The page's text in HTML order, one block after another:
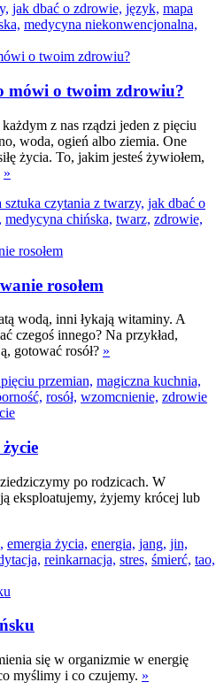
jak dbać o zdrowie, język, mapa
medycyna niekonwencjonalna,
mówi o twoim zdrowiu?
z nas rządzi jeden z pięciu
woda, ogień albo ziemia. One
życia. To, jakim jesteś żywiołem,
»
sztuka czytania z twarzy, jak dbać o
medycyna chińska, twarz, zdrowie,
rosołem
wodą, inni łykają witaminy. A
czegoś innego? Na przykład,
gotować rosół? »
przemian, magiczna kuchnia,
rosół, wzomcnienie, zdrowie
po rodzicach. W
eksploatujemy, żyjemy krócej lub
emergia życia, energia, jang, jin,
reinkarnacja, stres, śmierć, tao,
się w organizmie w energię
myślimy i co czujemy. »